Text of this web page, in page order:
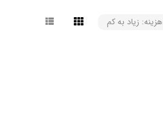
هزینه: زیاد به کم